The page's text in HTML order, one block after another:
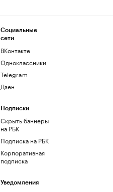
Социальные
сети
ВКонтакте
Одноклассники
Telegram
Дзен
Подписки
Скрыть баннеры
на РБК
Подписка на РБК
Корпоративная
подписка
Уведомления